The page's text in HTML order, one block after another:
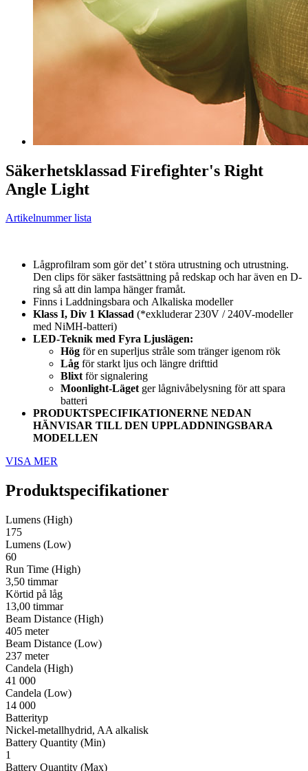
Säkerhetsklassad Firefighter's Right
Angle Light
Artikelnummer lista
Lågprofilram som gör det’ t störa utrustning och utrustning.
Den clips för säker fastsättning på redskap och har även en D-
ring så att din lampa hänger framåt.
Finns i Laddningsbara och Alkaliska modeller
Klass I, Div 1 Klassad (*exkluderar 230V / 240V-modeller
med NiMH-batteri)
LED-Teknik med Fyra Ljuslägen:
Hög för en superljus stråle som tränger igenom rök
Låg för starkt ljus och längre drifttid
Blixtför signalering
Moonlight-Lägetger lågnivåbelysning för att spara
batteri
PRODUKTSPECIFIKATIONERNE NEDAN
HÄNVISAR TILL DEN UPPLADDNINGSBARA
MODELLEN
VISA MER
Produktspecifikationer
Lumens (High)
175
Lumens (Low)
60
Run Time (High)
3,50 timmar
Körtid på låg
13,00 timmar
Beam Distance (High)
405 meter
Beam Distance (Low)
237 meter
Candela (High)
41 000
Candela (Low)
14 000
Batterityp
Nickel-metallhydrid, AA alkalisk
Battery Quantity (Min)
1
Battery Quantity (Max)